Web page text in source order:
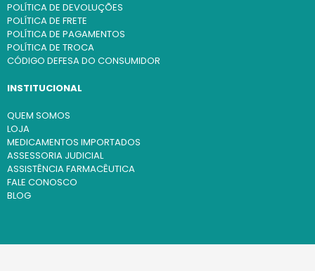
POLÍTICA DE DEVOLUÇÕES
POLÍTICA DE FRETE
POLÍTICA DE PAGAMENTOS
POLÍTICA DE TROCA
CÓDIGO DEFESA DO CONSUMIDOR
INSTITUCIONAL
QUEM SOMOS
LOJA
MEDICAMENTOS IMPORTADOS
ASSESSORIA JUDICIAL
ASSISTÊNCIA FARMACÊUTICA
FALE CONOSCO
BLOG